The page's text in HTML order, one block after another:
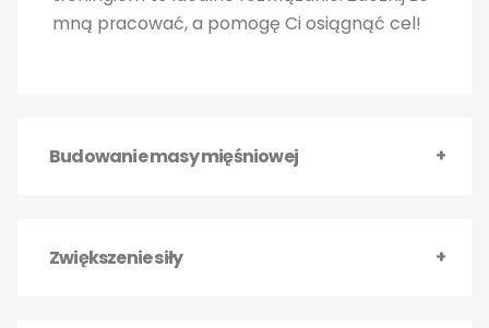
mną pracować, a pomogę Ci osiągnąć cel!
Budowanie masy mięśniowej
Zwiększenie siły